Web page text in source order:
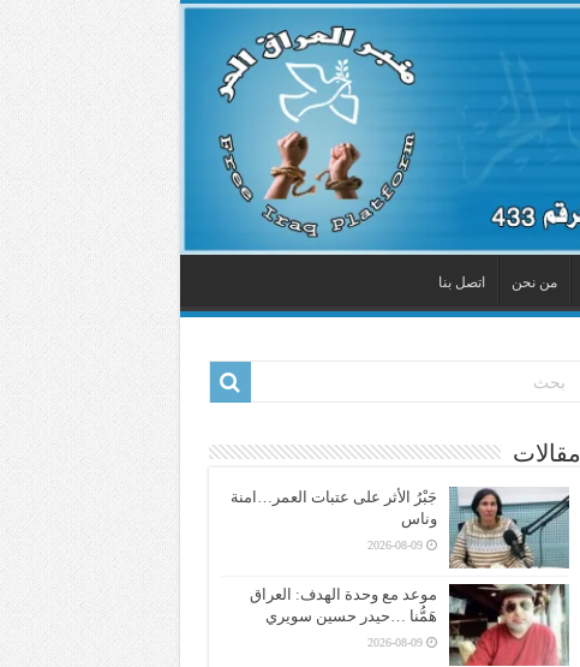
من نحن اتصل بنا
مقالات
جَبْرُ الأثر على عتبات العمر…امنة
وناس
2026-08-09
موعد مع وحدة الهدف: العراق
هَمُّنا …حيدر حسين سويري
2026-08-09